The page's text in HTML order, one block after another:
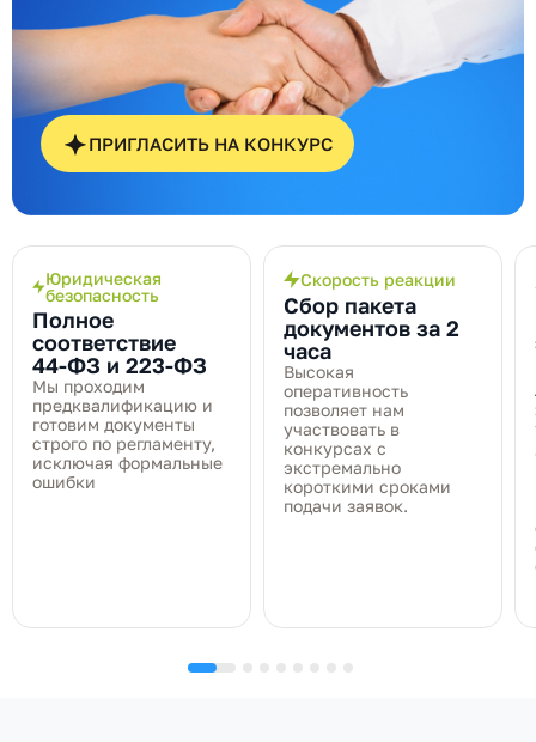
ПРИГЛАСИТЬ НА КОНКУРС
Юридическая
безопасность
Полное
соответствие
44‑ФЗ и 223‑ФЗ
Мы проходим
предквалификацию и
готовим документы
строго по регламенту,
исключая формальные
ошибки
Скорость реакции
Сбор пакета
документов за 2
часа
Высокая
оперативность
позволяет нам
участвовать в
конкурсах с
экстремально
короткими сроками
подачи заявок.